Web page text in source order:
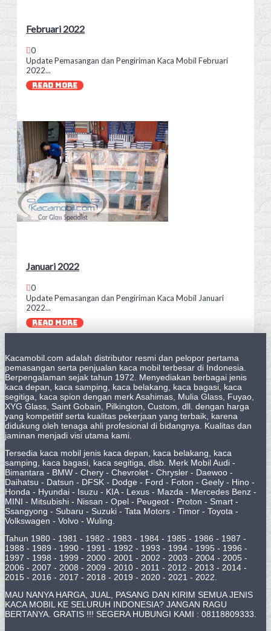
Februari 2022
0
Update Pemasangan dan Pengiriman Kaca Mobil Februari
2022...
READ MORE
Januari 2022
0
Update Pemasangan dan Pengiriman Kaca Mobil Januari
2022...
READ MORE
Kacamobil.com adalah distributor resmi dan pelopor pertama
pemasangan serta penjualan kaca mobil terbesar di Indonesia.
Berpengalaman sejak tahun 1972. Menyediakan berbagai jenis
kaca depan, kaca samping, kaca belakang, kaca bagasi, kaca
segitiga, kaca spion dengan merk Asahimas, Mulia Glass, Fuyao,
XYG Glass, Saint Gobain, Pilkington, Custom, dll. dengan harga
yang kompetitif serta kualitas pekerjaan yang terbaik, karena
didukung oleh tenaga ahli profesional di bidangnya. Kualitas dan
jaminan menjadi visi utama kami.
Tersedia kaca mobil jenis kaca depan, kaca belakang, kaca
samping, kaca bagasi, kaca segitiga, dlsb. Merk Mobil Audi -
Bimantara - BMW - Chery - Chevrolet - Chrysler - Daewoo -
Daihatsu - Datsun - DFSK - Dodge - Ford - Foton - Geely - Hino -
Honda - Hyundai - Isuzu - KIA - Lexus - Mazda - Mercedes Benz -
MINI - Mitsubishi - Nissan - Opel - Peugeot - Proton - Smart -
Ssangyong - Subaru - Suzuki - Tata Motors - Timor - Toyota -
Volkswagen - Volvo - Wuling.
Tahun 1980 - 1981 - 1982 - 1983 - 1984 - 1985 - 1986 - 1987 -
1988 - 1989 - 1990 - 1991 - 1992 - 1993 - 1994 - 1995 - 1996 -
1997 - 1998 - 1999 - 2000 - 2001 - 2002 - 2003 - 2004 - 2005 -
2006 - 2007 - 2008 - 2009 - 2010 - 2011 - 2012 - 2013 - 2014 -
2015 - 2016 - 2017 - 2018 - 2019 - 2020 - 2021 - 2022.
MAU NANYA HARGA, JUAL, PASANG DAN KIRIM SEMUA JENIS
KACA MOBIL KE SELURUH INDONESIA? JANGAN RAGU
BERTANYA. GRATIS !!! SEGERA HUBUNGI KAMI : 08118809333.